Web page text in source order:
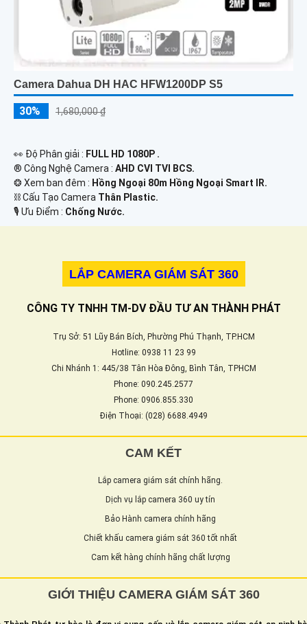
Camera Dahua DH HAC HFW1200DP S5
30% 1,680,000 ₫
️👀 Độ Phân giải : FULL HD 1080P .
®️ Công Nghệ Camera : AHD CVI TVI BCS.
❂ Xem ban đêm : Hồng Ngoại 80m Hồng Ngoại Smart IR.
⛓ Cấu Tạo Camera Thân Plastic.
️🎙 Ưu Điểm : Chống Nước.
LẮP CAMERA GIÁM SÁT 360
CÔNG TY TNHH TM-DV ĐẦU TƯ AN THÀNH PHÁT
Trụ Sở: 51 Lũy Bán Bích, Phường Phú Thạnh, TP.HCM
Hotline: 0938 11 23 99
Chi Nhánh 1: 445/38 Tân Hòa Đông, Bình Tân, TPHCM
Phone: 090.245.2577
Phone: 0906.855.330
Điện Thoại: (028) 6688.4949
CAM KẾT
Lắp camera giám sát chính hãng.
Dịch vụ lắp camera 360 uy tín
Bảo Hành camera chính hãng
Chiết khấu camera giám sát 360 tốt nhất
Cam kết hàng chính hãng chất lượng
GIỚI THIỆU CAMERA GIÁM SÁT 360